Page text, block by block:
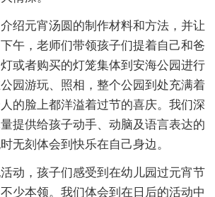
绍元宵汤圆的制作材料和方法，并让
午，老师们带领孩子们提着自己和爸
或者购买的灯笼集体到安海公园进行
园游玩、照相，整个公园到处充满着
的脸上都洋溢着过节的喜庆。我们深
提供给孩子动手、动脑及语言表达的
无刻体会到快乐在自己身边。
动，孩子们感受到在幼儿园过元宵节
少本领。我们体会到在日后的活动中